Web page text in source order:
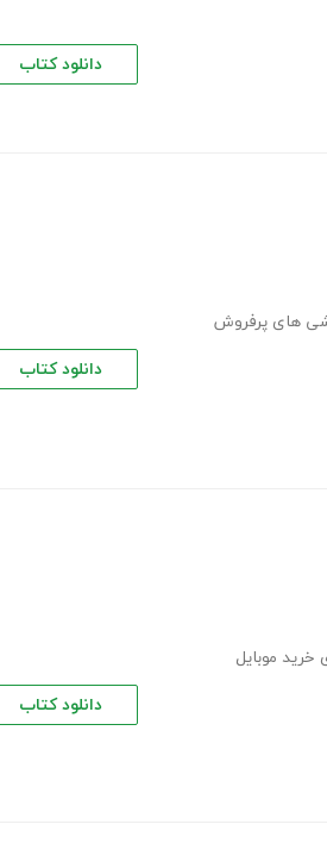
دانلود کتاب
های پرفروش
دانلود کتاب
خرید موبایل
دانلود کتاب